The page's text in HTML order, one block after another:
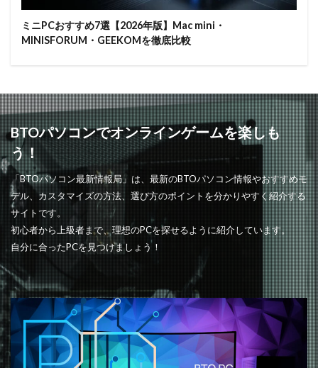
ミニPCおすすめ7選【2026年版】Mac mini・
MINISFORUM・GEEKOMを徹底比較
BTOパソコンでオンラインゲームを楽しも
う！
「BTOパソコン最新情報局」は、最新のBTOパソコン情報やおすすめモ
デル、カスタマイズの方法、選び方のポイントを分かりやすく紹介する
サイトです。
初心者から上級者まで、理想のPCを探せるように紹介しています。
自分に合ったPCを見つけましょう！